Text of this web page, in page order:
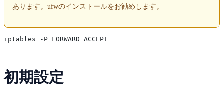
あります。ufwのインストールをお勧めします。
初期設定